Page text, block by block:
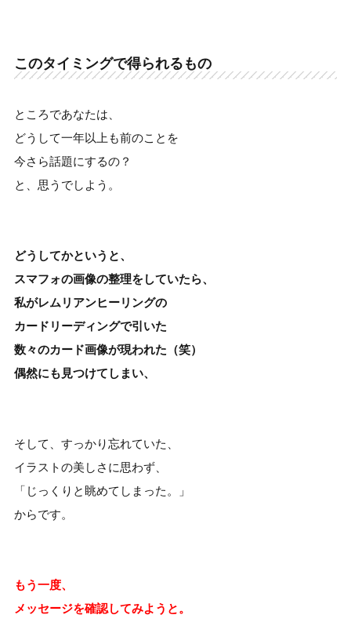
このタイミングで得られるもの
ところであなたは、
どうして一年以上も前のことを
今さら話題にするの？
と、思うでしよう。
どうしてかというと、
スマフォの画像の整理をしていたら、
私がレムリアンヒーリングの
カードリーディングで引いた
数々のカード画像が現われた（笑）
偶然にも見つけてしまい、
そして、すっかり忘れていた、
イラストの美しさに思わず、
「じっくりと眺めてしまった。」
からです。
もう一度、
メッセージを確認してみようと。